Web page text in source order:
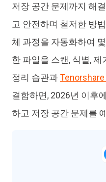
저장 공간 문제까지 해
고 안전하며 철저한 방
체 과정을 자동화하여
한 파일을 스캔, 식별,
정리 습관과
결합하면, 2026년 이후
하고 저장 공간 문제를